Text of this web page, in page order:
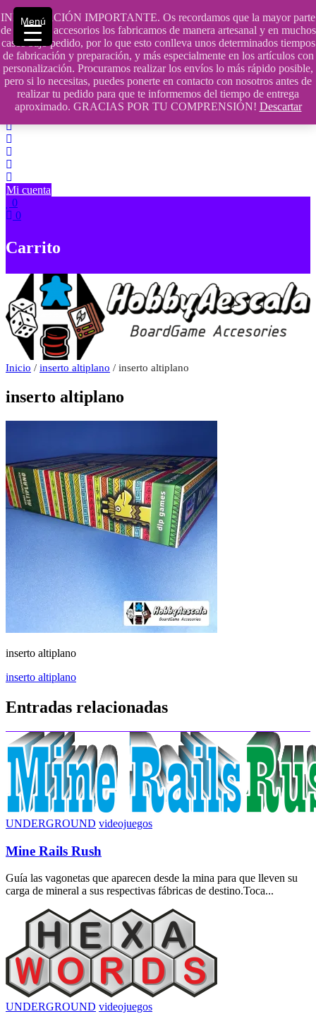
INFORMACIÓN IMPORTANTE. Os recordamos que la mayor parte
de nuestros accesorios los fabricamos de manera artesanal y en muchos
casos bajo pedido, por lo que esto conlleva unos determinados tiempos
de fabricación y preparación, y más especialmente en los artículos con
personalización. Procuramos realizar los envíos lo más rápido posible,
pero si lo necesitas, puedes ponerte en contacto con nosotros antes de
realizar tu pedido para que te informemos del tiempo de entrega
aproximado. GRACIAS POR TU COMPRENSIÓN! Descartar
Saltar
contenido
609241475 SOLO DE 10:00 a 14:00
info@hobbyaescala.com
San Fernando de Henares
10:00 - 14:00
Mi cuenta
0
0
Carrito
Inicio / inserto altiplano / inserto altiplano
inserto altiplano
inserto altiplano
Navegación
de
entradas
inserto altiplano
Entradas relacionadas
UNDERGROUND videojuegos
Mine Rails Rush
Guía las vagonetas que aparecen desde la mina para que lleven su
carga de mineral a sus respectivas fábricas de destino.Toca...
UNDERGROUND videojuegos
Menú